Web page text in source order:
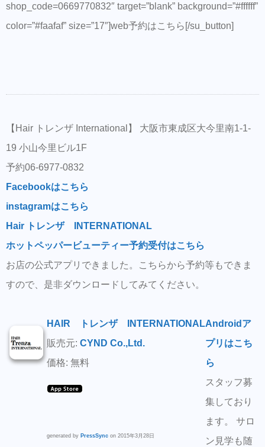
shop_code=0669770832″ target=”blank” background=”#ffffff”
color=”#faafaf” size=”17″]web予約はこちら[/su_button]
【Hair トレンザ International】 大阪市東成区大今里南1-1-
19 小山今里ビル1F
予約06-6977-0832
Facebookはこちら
instagramはこちら
Hair トレンザ INTERNATIONAL
ホットペッパービューティー予約受付はこちら
お店の公式アプリできました。こちらから予約等もできま
すので、是非ダウンロードしてみてください。
HAIR トレンザ INTERNATIONAL
販売元: CYND Co.,Ltd.
価格: 無料
generated by PressSync on 2015年3月28日
Androidア
プリはこち
ら
スタッフ募
集しており
ます。 サロ
ン見学も随